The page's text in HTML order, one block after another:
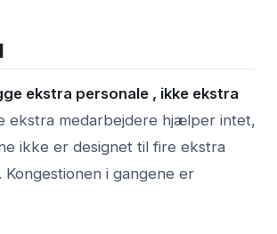
ekstra personale , ikke ekstra
ekstra medarbejdere hjælper intet,
ikke er designet til fire ekstra
Kongestionen i gangene er